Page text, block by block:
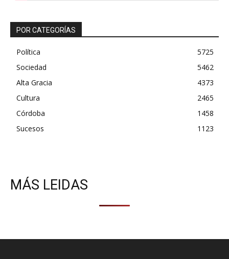
POR CATEGORÍAS
Política
5725
Sociedad
5462
Alta Gracia
4373
Cultura
2465
Córdoba
1458
Sucesos
1123
MÁS LEIDAS